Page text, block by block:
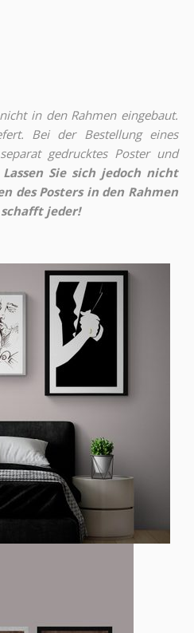
in den Rahmen eingebaut.
Bei der Bestellung eines
gedrucktes Poster und
Lassen Sie sich jedoch nicht
des Posters in den Rahmen
jeder!